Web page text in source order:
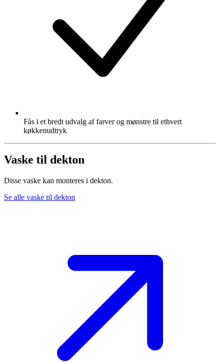
Fås i et bredt udvalg af farver og mønstre til ethvert
køkkenudtryk
Vaske til dekton
Disse vaske kan monteres i dekton.
Se alle vaske til dekton